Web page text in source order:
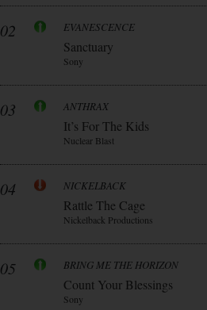
02 EVANESCENCE
Sanctuary
Sony
03 ANTHRAX
It’s For The Kids
Nuclear Blast
04 NICKELBACK
Rattle The Cage
Nickelback Productions
05 BRING ME THE HORIZON
Count Your Blessings
Sony